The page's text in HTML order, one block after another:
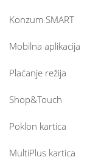
Konzum SMART
Mobilna aplikacija
Plaćanje režija
Shop&Touch
Poklon kartica
MultiPlus kartica